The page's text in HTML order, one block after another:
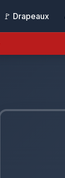
🚩 Drapeaux